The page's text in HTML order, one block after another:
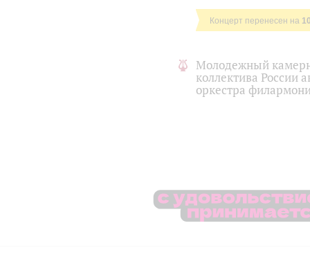
Концерт перенесен на
Молодежный
коллектива России
оркестра